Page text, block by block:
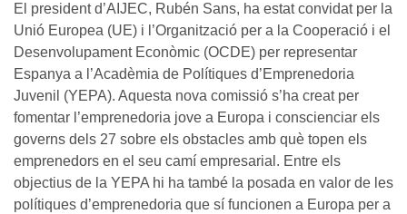
El president d’AIJEC, Rubén Sans, ha estat convidat per la
Unió Europea (UE) i l’Organització per a la Cooperació i el
Desenvolupament Econòmic (OCDE) per representar
Espanya a l’Acadèmia de Polítiques d’Emprenedoria
Juvenil (YEPA). Aquesta nova comissió s’ha creat per
fomentar l’emprenedoria jove a Europa i conscienciar els
governs dels 27 sobre els obstacles amb què topen els
emprenedors en el seu camí empresarial. Entre els
objectius de la YEPA hi ha també la posada en valor de les
polítiques d’emprenedoria que sí funcionen a Europa per a